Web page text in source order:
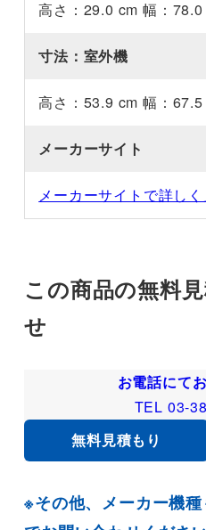
高さ：29.0 cm 幅：
寸法：室外機
高さ：53.9 cm 幅：
メーカーサイト
メーカーサイトで詳しく
この商品の無料
せ
お電話にて
TEL 03-
無料見積もり
※その他、メーカー機